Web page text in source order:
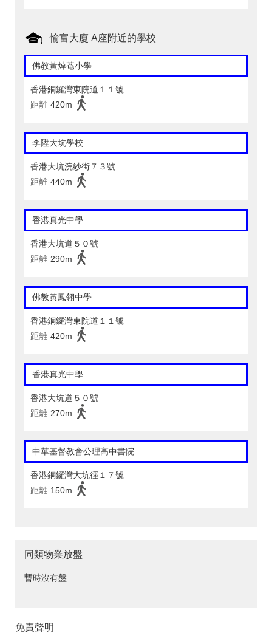
愉富大廈 A座附近的學校
佛教黃焯菴小學
香港銅鑼灣東院道１１號
距離 420m
李陞大坑學校
香港大坑浣紗街７３號
距離 440m
香港真光中學
香港大坑道５０號
距離 290m
佛教黃鳳翎中學
香港銅鑼灣東院道１１號
距離 420m
香港真光中學
香港大坑道５０號
距離 270m
中華基督教會公理高中書院
香港銅鑼灣大坑徑１７號
距離 150m
同類物業放盤
暫時沒有盤
免責聲明